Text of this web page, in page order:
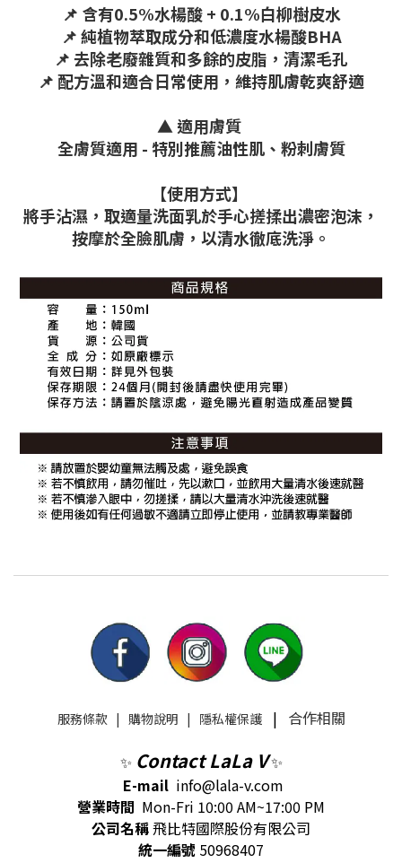
📌 含有0.5%水楊酸 + 0.1%白柳樹皮水
📌 純植物萃取成分和低濃度水楊酸BHA
📌 去除老廢雜質和多餘的皮脂，清潔毛孔
📌 配方溫和適合日常使用，維持肌膚乾爽舒適
▲ 適用膚質
全膚質適用 - 特別推薦油性肌、粉刺膚質
【使用方式】
將手沾濕，取適量洗面乳於手心搓揉出濃密泡沫，
按摩於全臉肌膚，以清水徹底洗淨。
服務條款| 購物說明 | 隱私權保護| 合作相關
✨ Contact LaLa V✨
E-mail info@lala-v.com
營業時間 Mon-Fri 10:00 AM~17:00 PM
公司名稱飛比特國際股份有限公司
統一編號 50968407